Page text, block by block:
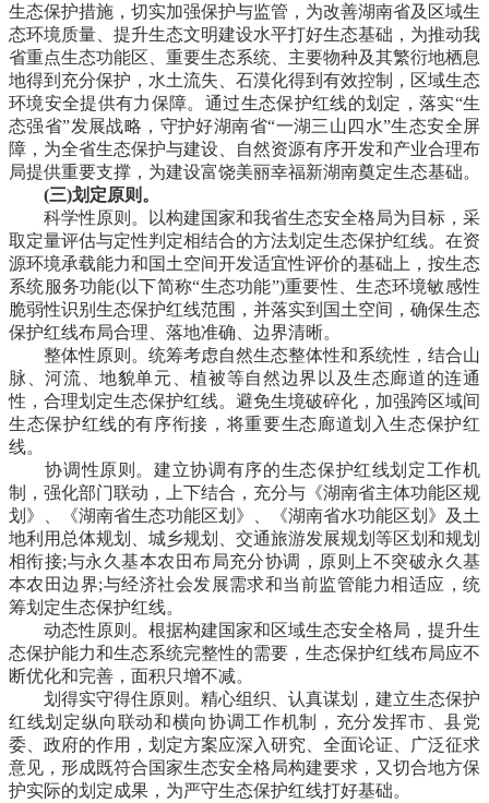
生态保护措施，切实加强保护与监管，为改善湖南省及区域生
态环境质量、提升生态文明建设水平打好生态基础，为推动我
省重点生态功能区、重要生态系统、主要物种及其繁衍地栖息
地得到充分保护，水土流失、石漠化得到有效控制，区域生态
环境安全提供有力保障。通过生态保护红线的划定，落实“生
态强省”发展战略，守护好湖南省“一湖三山四水”生态安全屏
障，为全省生态保护与建设、自然资源有序开发和产业合理布
局提供重要支撑，为建设富饶美丽幸福新湖南奠定生态基础。
(三)划定原则。
科学性原则。以构建国家和我省生态安全格局为目标，采
取定量评估与定性判定相结合的方法划定生态保护红线。在资
源环境承载能力和国土空间开发适宜性评价的基础上，按生态
系统服务功能(以下简称“生态功能”)重要性、生态环境敏感性
脆弱性识别生态保护红线范围，并落实到国土空间，确保生态
保护红线布局合理、落地准确、边界清晰。
整体性原则。统筹考虑自然生态整体性和系统性，结合山
脉、河流、地貌单元、植被等自然边界以及生态廊道的连通
性，合理划定生态保护红线。避免生境破碎化，加强跨区域间
生态保护红线的有序衔接，将重要生态廊道划入生态保护红
线。
协调性原则。建立协调有序的生态保护红线划定工作机
制，强化部门联动，上下结合，充分与《湖南省主体功能区规
划》、《湖南省生态功能区划》、《湖南省水功能区划》及土
地利用总体规划、城乡规划、交通旅游发展规划等区划和规划
相衔接;与永久基本农田布局充分协调，原则上不突破永久基
本农田边界;与经济社会发展需求和当前监管能力相适应，统
筹划定生态保护红线。
动态性原则。根据构建国家和区域生态安全格局，提升生
态保护能力和生态系统完整性的需要，生态保护红线布局应不
断优化和完善，面积只增不减。
划得实守得住原则。精心组织、认真谋划，建立生态保护
红线划定纵向联动和横向协调工作机制，充分发挥市、县党
委、政府的作用，划定方案应深入研究、全面论证、广泛征求
意见，形成既符合国家生态安全格局构建要求，又切合地方保
护实际的划定成果，为严守生态保护红线打好基础。